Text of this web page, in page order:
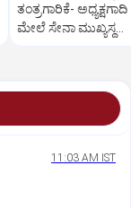
ತಂತ್ರಗಾರಿಕೆ- ಅಧ್ಯಕ್ಷಗಾದಿ
ಮೇಲೆ ಸೇನಾ ಮುಖ್ಯಸ್ಥ
11:03 AM IST